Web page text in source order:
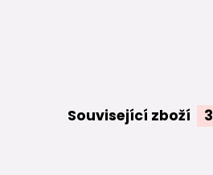
Související zboží 3